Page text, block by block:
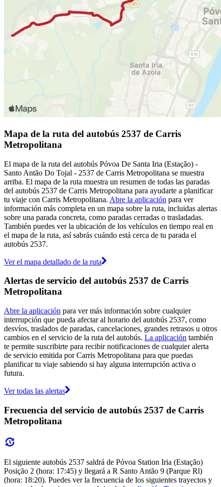
Mapa de la ruta del autobús 2537 de Carris
Metropolitana
El mapa de la ruta del autobús Póvoa De Santa Iria (Estação) -
Santo Antão Do Tojal - 2537 de Carris Metropolitana se muestra
arriba. El mapa de la ruta muestra un resumen de todas las paradas
del autobús 2537 de Carris Metropolitana para ayudarte a planificar
tu viaje con Carris Metropolitana. Abre la aplicación para ver
información más completa en un mapa sobre la ruta, incluidas alertas
sobre una parada concreta, como paradas cerradas o trasladadas.
También puedes ver la ubicación de los vehículos en tiempo real en
el mapa de la ruta, así sabrás cuándo está cerca de tu parada el
autobús 2537.
Ver el mapa detallado de la ruta
Alertas de servicio del autobús 2537 de Carris
Metropolitana
Abre la aplicación para ver más información sobre cualquier
interrupción que pueda afectar al horario del autobús 2537, como
desvíos, traslados de paradas, cancelaciones, grandes retrasos u otros
cambios en el servicio de la ruta del autobús. La aplicación también
te permite suscribirte para recibir notificaciones de cualquier alerta
de servicio emitida por Carris Metropolitana para que puedas
planificar tu viaje sabiendo si hay alguna interrupción activa o
futura.
Ver todas las alertas
Frecuencia del servicio de autobús 2537 de Carris
Metropolitana
El siguiente autobús 2537 saldrá de Póvoa Station Iria (Estação)
Posição 2 (hora: 17:45) y llegará a R Santo Antão 9 (Parque Rl)
(hora: 18:20). Puedes ver la frecuencia de los siguientes trayectos y